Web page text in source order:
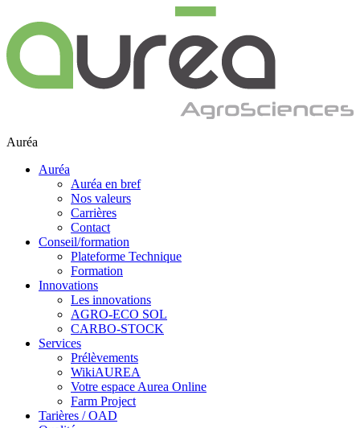
Auréa
Auréa
Auréa en bref
Nos valeurs
Carrières
Contact
Conseil/formation
Plateforme Technique
Formation
Innovations
Les innovations
AGRO-ECO SOL
CARBO-STOCK
Services
Prélèvements
WikiAUREA
Votre espace Aurea Online
Farm Project
Tarières / OAD